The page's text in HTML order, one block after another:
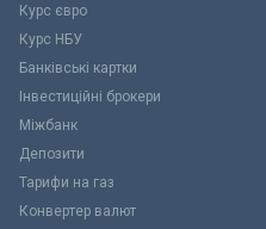
Курс євро
Курс НБУ
Банківські картки
Інвестиційні брокери
Міжбанк
Депозити
Тарифи на газ
Конвертер валют